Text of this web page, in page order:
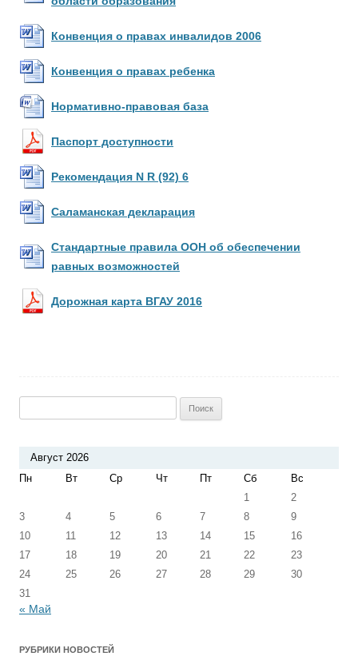
Конвенция о правах инвалидов 2006
Конвенция о правах ребенка
Нормативно-правовая база
Паспорт доступности
Рекомендация N R (92) 6
Саламанская декларация
Стандартные правила ООН об обеспечении
равных возможностей
Дорожная карта ВГАУ 2016
Август 2026
Пн
Вт Ср Чт Пт Сб
Вс
1
2
3
4 5 6 7 8
9
10
11 12 13 14 15
16
17
18 19 20 21 22
23
24
25 26 27 28 29
30
31
« Май
РУБРИКИ НОВОСТЕЙ